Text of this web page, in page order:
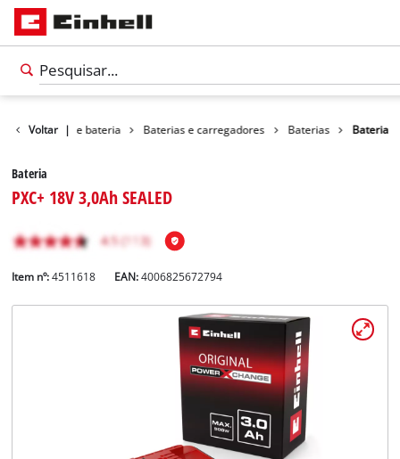
Voltar |
Sistema de bateria Baterias e carregadores Baterias Bateria
Bateria
PXC+ 18V 3,0Ah SEALED
Item nº: 4511618 EAN:4006825672794